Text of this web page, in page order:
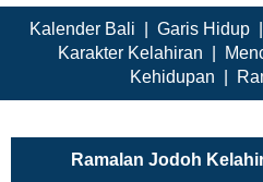
Kalender Bali Garis Hidup
Karakter Kelahiran
Kehidupan
Ramalan Jodoh